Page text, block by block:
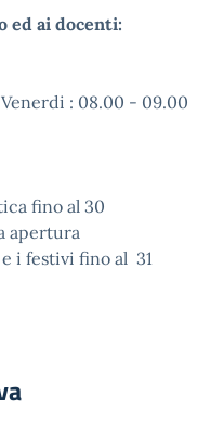
ed ai docenti:
: 08.00 - 09.00
fino al 30
apertura
i festivi fino al 31